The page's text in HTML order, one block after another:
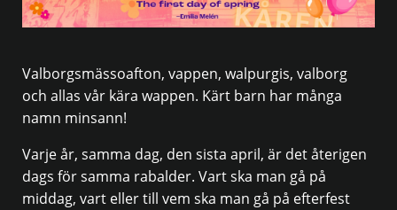
Valborgsmässoafton, vappen, walpurgis, valborg
och allas vår kära wappen. Kärt barn har många
namn minsann!
Varje år, samma dag, den sista april, är det återigen
dags för samma rabalder. Vart ska man gå på
middag, vart eller till vem ska man gå på efterfest